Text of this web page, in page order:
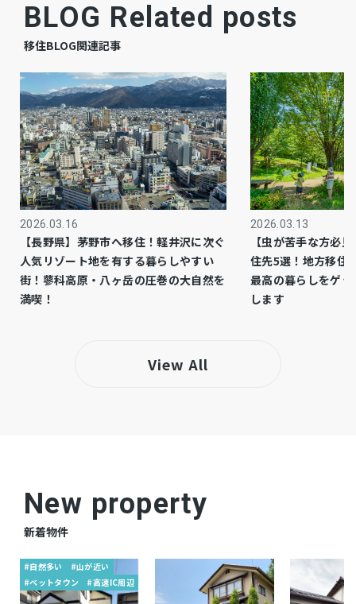
現況 空
駐車場 有
上水道 公共
下水道 公共
ガス
都市計画 市街化区域
用途地域
ン、食器洗浄乾燥機、シャンプードレッサー、
リング研磨・塗装、クロス張替(全室)、玄関・
定資産税・都市計画税：年税額100,140 円 (令
和8年度)
BLOG Related posts
移住BLOG関連記事
2026.03.16
【長野県】茅野市へ移住！軽井沢に次ぐ
人気リゾート地を有する暮らしやすい
街！蓼科高原・八ヶ岳の圧巻の大自然を
満喫！
2026.03.13
【虫が苦手な方必
住先5選！地方移住
最高の暮らしをゲ
します
View All
New property
新着物件
#自然多い
#山が近い
#ベットタウン
#高速IC周辺